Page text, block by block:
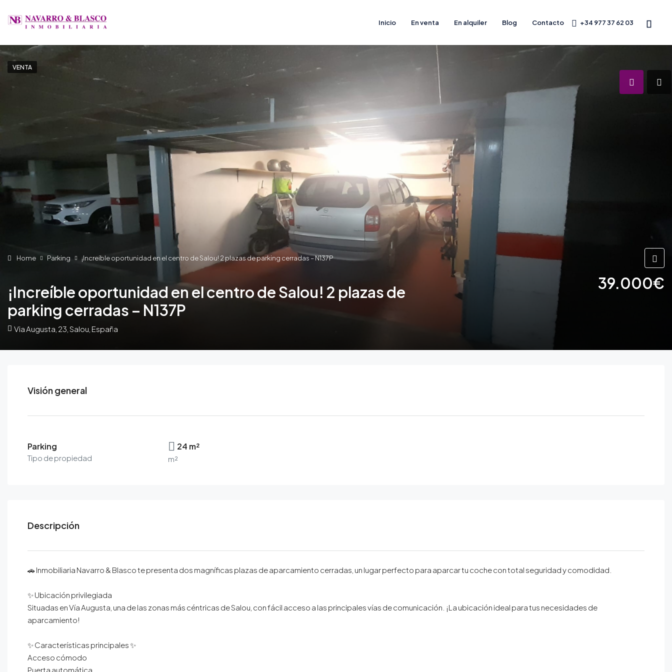
Inicio En venta En alquiler Blog Contacto +34 977 37 62 03
VENTA
Home Parking ¡Increíble oportunidad en el centro de Salou! 2 plazas de parking cerradas – N137P
¡Increíble oportunidad en el centro de Salou! 2 plazas de
parking cerradas – N137P
39.000€
Via Augusta, 23, Salou, España
Visión general
Parking
Tipo de propiedad
24 m²
m²
Descripción
🚗 Inmobiliaria Navarro & Blasco te presenta dos magníficas plazas de aparcamiento cerradas, un lugar perfecto para aparcar tu coche con total seguridad y comodidad.⁣
✨ Ubicación privilegiada⁣
Situadas en Vía Augusta, una de las zonas más céntricas de Salou, con fácil acceso a las principales vías de comunicación. ¡La ubicación ideal para tus necesidades de
aparcamiento!⁣
✨ Características principales ✨⁣
Acceso cómodo⁣
Puerta automática⁣